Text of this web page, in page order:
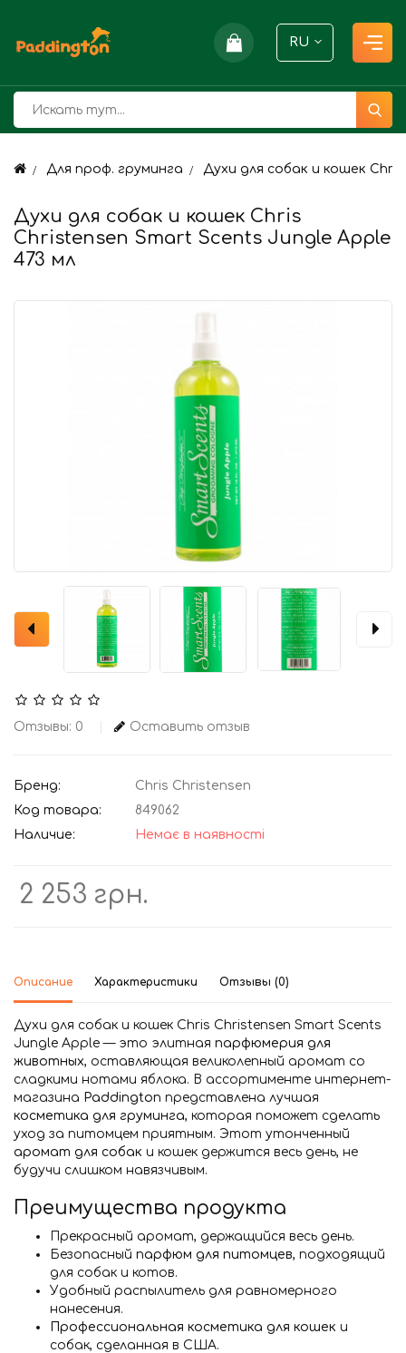
RU
Для проф. груминга Духи для собак и кошек
Духи для собак и кошек Chris
Christensen Smart Scents Jungle Apple
473 мл
Отзывы: 0 Оставить отзыв
Бренд:
Chris Christensen
Код товара:
849062
Наличие:
Немає в наявності
2 253 грн.
Описание Характеристики Отзывы (0)
Духи для собак и кошек Chris Christensen Smart Scents
Jungle Apple — это элитная парфюмерия для
животных, оставляющая великолепный аромат со
сладкими нотами яблока. В ассортименте интернет-
магазина Paddington представлена лучшая
косметика для груминга, которая поможет сделать
уход за питомцем приятным. Этот утонченный
аромат для собак и кошек держится весь день, не
будучи слишком навязчивым.
Преимущества продукта
Прекрасный аромат, держащийся весь день.
Безопасный парфюм для питомцев, подходящий
для собак и котов.
Удобный распылитель для равномерного
нанесения.
Профессиональная косметика для кошек и
собак, сделанная в США.